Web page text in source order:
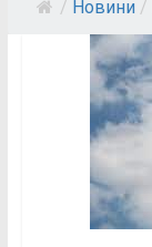
/ Новини /